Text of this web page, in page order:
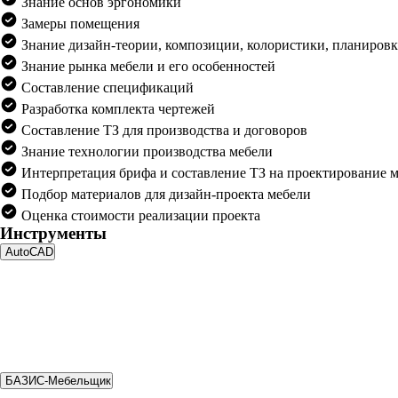
Замеры помещения
Знание дизайн-теории, композиции, колористики,
Знание рынка мебели и его особенностей
Составление спецификаций
Разработка комплекта чертежей
Составление ТЗ для производства и договоров
Знание технологии производства мебели
Интерпретация брифа и составление ТЗ на проектирование
Подбор материалов для дизайн-проекта мебели
Оценка стоимости реализации проекта
Инструменты
AutoCAD
БАЗИС-Мебельщик